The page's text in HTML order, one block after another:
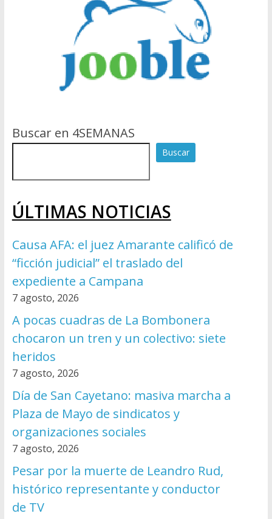
Buscar en 4SEMANAS
Buscar
ÚLTIMAS NOTICIAS
Causa AFA: el juez Amarante calificó de
“ficción judicial” el traslado del
expediente a Campana
7 agosto, 2026
A pocas cuadras de La Bombonera
chocaron un tren y un colectivo: siete
heridos
7 agosto, 2026
Día de San Cayetano: masiva marcha a
Plaza de Mayo de sindicatos y
organizaciones sociales
7 agosto, 2026
Pesar por la muerte de Leandro Rud,
histórico representante y conductor
de TV